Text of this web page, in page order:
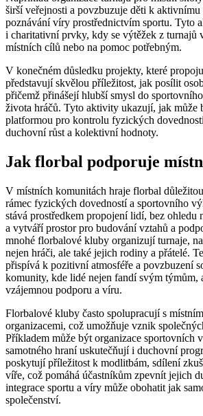
širší veřejnosti a povzbuzuje děti k
poznávání víry prostřednictvím sportu. Tyto
i charitativní prvky, kdy se výtěžek z turnajů
místních cílů nebo na pomoc potřebným.
V konečném důsledku projekty, které
představují skvělou příležitost, jak posílit
přičemž přinášejí hlubší smysl do
života hráčů. Tyto aktivity ukazují, jak může
platformou pro kontrolu fyzických
duchovní růst a kolektivní hodnoty.
Jak florbal podporuje
V místních komunitách hraje florbal
rámec fyzických dovedností a sportovního
stává prostředkem propojení lidí, bez ohledu
a vytváří prostor pro budování vztahů a
mnohé florbalové kluby organizují turnaje,
nejen hráči, ale také jejich rodiny a přátelé.
přispívá k pozitivní atmosféře a povzbuzení
komunity, kde lidé nejen fandí svým týmům,
vzájemnou podporu a víru.
Florbalové kluby často spolupracují s
organizacemi, což umožňuje vznik
Příkladem může být organizace sportovních
samotného hraní uskutečňují i duchovní
poskytují příležitost k modlitbám, sdílení
víře, což pomáhá účastníkům zpevnít jejich
integrace sportu a víry může obohatit jak
společenství.